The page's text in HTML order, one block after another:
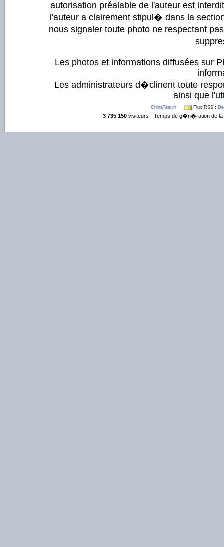
autorisation préalable de l'auteur est
l'auteur a clairement stipul� dans la
nous signaler toute photo ne respectant
Les photos et informations diffusées sur
Les administrateurs d�clinent toute
ainsi que
ChinaTest.fr Flux RSS :
3 735 150visiteurs - Temps de g�n�ration de